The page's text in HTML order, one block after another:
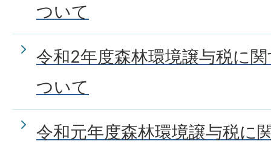
ついて
令和2年度森林環境譲与税に
ついて
令和元年度森林環境譲与税に